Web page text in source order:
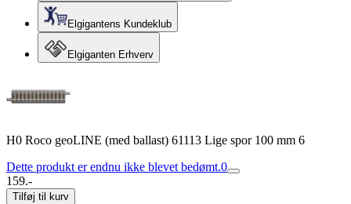
Elgigantens Kundeklub
Elgiganten Erhverv
H0 Roco geoLINE (med ballast) 61113 Lige spor 100 mm 6
Dette produkt er endnu ikke blevet bedømt.0
159.-
Tilføj til kurv